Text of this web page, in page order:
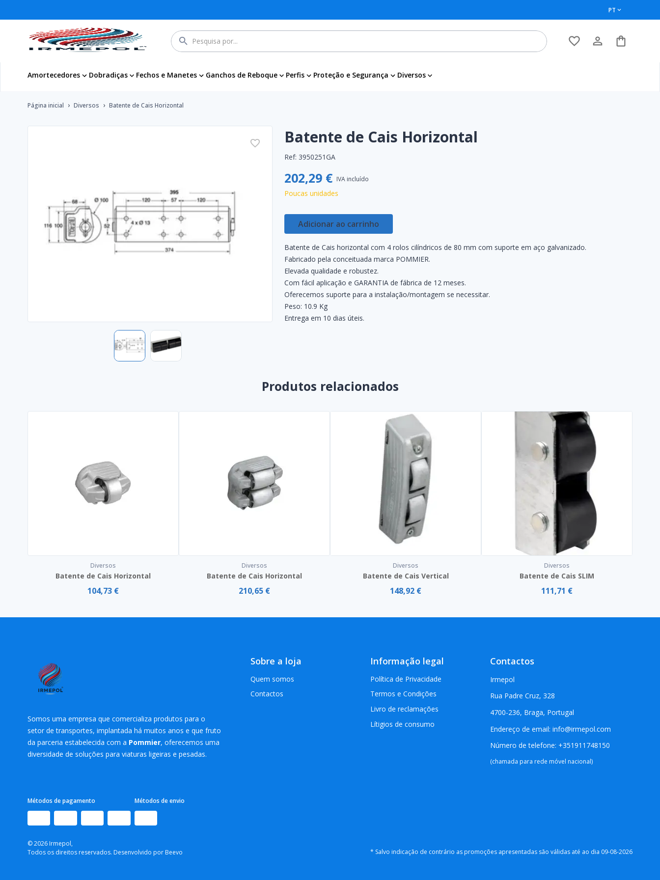
PT
Amortecedores Dobradiças Fechos e Manetes Ganchos de Reboque Perfis Proteção e Segurança Diversos
Página inicial › Diversos › Batente de Cais Horizontal
Batente de Cais Horizontal
Ref: 3950251GA
202,29 € IVA incluído
Poucas unidades
Adicionar ao carrinho
Batente de Cais horizontal com 4 rolos cilíndricos de 80 mm com suporte em aço galvanizado.
Fabricado pela conceituada marca POMMIER.
Elevada qualidade e robustez.
Com fácil aplicação e GARANTIA de fábrica de 12 meses.
Oferecemos suporte para a instalação/montagem se necessitar.
Peso: 10.9 Kg
Entrega em 10 dias úteis.
Produtos relacionados
Diversos
Batente de Cais Horizontal
104,73 €
Diversos
Batente de Cais Horizontal
210,65 €
Diversos
Batente de Cais Vertical
148,92 €
Diversos
Batente de Cais SLIM
111,71 €
Somos uma empresa que comercializa produtos para o
setor de transportes, implantada há muitos anos e que fruto
da parceria estabelecida com a Pommier, oferecemos uma
diversidade de soluções para viaturas ligeiras e pesadas.
Sobre a loja
Quem somos
Contactos
Informação legal
Política de Privacidade
Termos e Condições
Livro de reclamações
Lítigios de consumo
Contactos
Irmepol
Rua Padre Cruz, 328
4700-236, Braga, Portugal
Endereço de email: info@irmepol.com
Número de telefone: +351911748150
(chamada para rede móvel nacional)
Métodos de pagamento Métodos de envio
© 2026 Irmepol,
Todos os direitos reservados. Desenvolvido por Beevo * Salvo indicação de contrário as promoções apresentadas são válidas até ao dia 09-08-2026